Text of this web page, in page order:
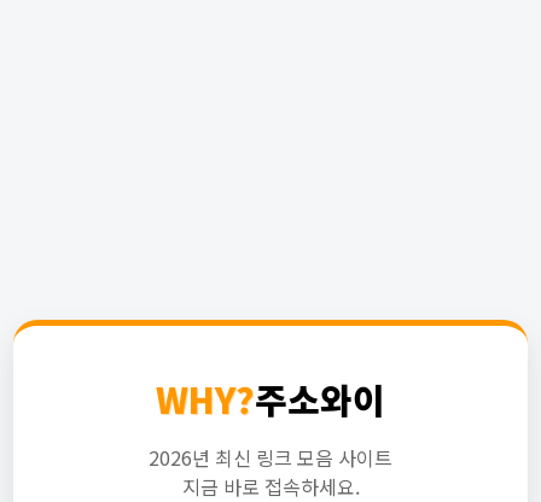
WHY?주소와이
2026년 최신 링크 모음 사이트
지금 바로 접속하세요.